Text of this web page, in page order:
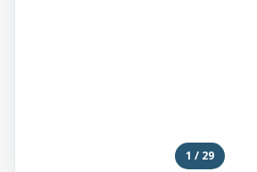
1 / 29